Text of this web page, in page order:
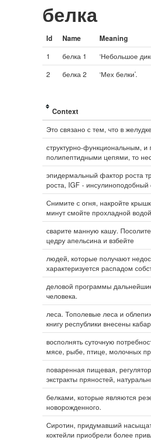
белка
Id Name Meaning
1
белка 1 ‘Небольшое
2
белка 2 ‘Мех белки’.
Context
Это связано с тем, что в
структурно-функциональным, и
полипептидными цепями, то
эпидермальный фактор роста
роста, IGF -
Снимите с огня, накройте
минут смойте прохладной
сварите манную кашу.
цедру апельсина и взбейте
людей, которые получают
характеризуется распадом
деловой программы
человека.
леса. Тополевые леса и
книгу республики внесены
восполнять суточную
мясе, рыбе, птице, молочных
поваренная пищевая,
экстракты пряностей,
белками, которые являются
новорожденного.
Сиротин, придумавший
коктейли приобрели более